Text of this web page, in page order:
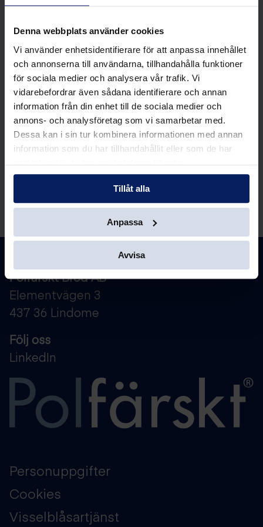
Denna webbplats använder cookies
Vi använder enhetsidentifierare för att anpassa innehållet
och annonserna till användarna, tillhandahålla funktioner
för sociala medier och analysera vår trafik. Vi
vidarebefordrar även sådana identifierare och annan
information från din enhet till de sociala medier och
annons- och analysföretag som vi samarbetar med.
Dessa kan i sin tur kombinera informationen med annan
information som du har tillhandahållit eller som de har
samlat in när du har använt deras tjänster.
Tillåt alla
Anpassa
Avvisa
24 nya elbilar. Och fler är på
gång på vägen mot en
hållbarare affär.
Polfärskt Bröd AB
Elementvägen 3
437 36 Lindome
Följ oss
LinkedIn
Personuppgifter
Cookies
Visselblåsartjänst